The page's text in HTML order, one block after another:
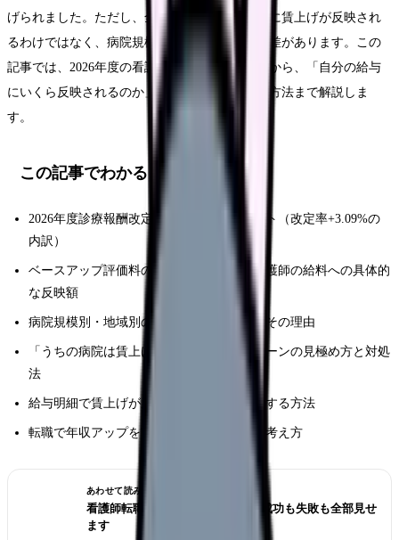
げられました。ただし、全ての病院で同じように賃上げが反映され
るわけではなく、病院規模や経営方針によって差があります。この
記事では、2026年度の看護師の賃上げの全体像から、「自分の給与
にいくら反映されるのか」を確認する具体的な方法まで解説しま
す。
この記事でわかること
2026年度診療報酬改定の賃上げ関連ポイント（改定率+3.09%の
内訳）
ベースアップ評価料の引き上げ内容と、看護師の給料への具体的
な反映額
病院規模別・地域別の賃上げ額の違いと、その理由
「うちの病院は賃上げされていない」パターンの見極め方と対処
法
給与明細で賃上げが反映されているか確認する方法
転職で年収アップを実現する場合の相場と考え方
あわせて読みたい
看護師転職のリアル体験談12選｜成功も失敗も全部見せ
ます